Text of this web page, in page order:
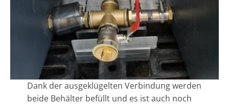
Dank der ausgeklügelten Verbindung werden
beide Behälter befüllt und es ist auch noch